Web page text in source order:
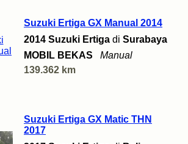
Suzuki Ertiga GX Manual 2014
2014 Suzuki Ertiga di Surabaya
MOBIL BEKAS
Manual
139.362 km
Suzuki Ertiga GX Matic THN
2017